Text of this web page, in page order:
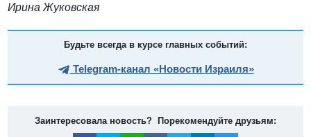
Ирина Жуковская
Будьте всегда в курсе главных событий:
Telegram-канал «Новости Израиля»
Заинтересовала новость? Порекомендуйте друзьям: